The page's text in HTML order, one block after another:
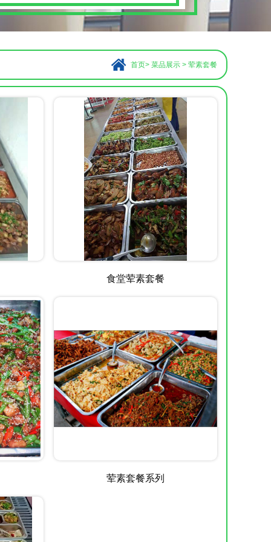
首页> 菜品展示 > 荤素套餐
食堂荤素套餐
荤素套餐系列